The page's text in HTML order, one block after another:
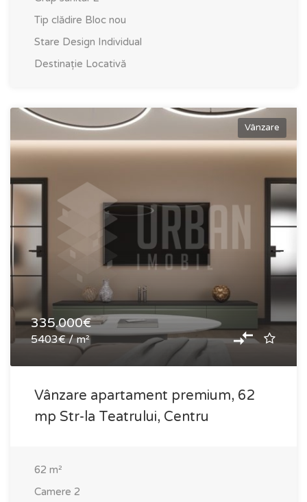
Tip clădire Bloc nou
Stare Design Individual
Destinație Locativă
Vânzare
335.000€
5403€ / m²
Vânzare apartament premium, 62
mp Str-la Teatrului, Centru
62 m²
Camere 2